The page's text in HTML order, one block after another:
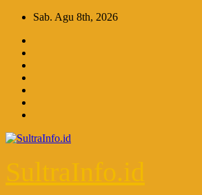
Skip
content
Sab. Agu 8th, 2026
SultraInfo.id